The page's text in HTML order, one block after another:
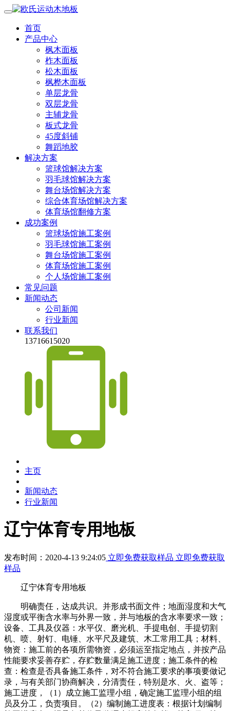
首页
产品中心
枫木面板
柞木面板
松木面板
枫桦木面板
单层龙骨
双层龙骨
主辅龙骨
板式龙骨
45度斜铺
舞蹈地胶
解决方案
篮球馆解决方案
羽毛球馆解决方案
舞台场馆解决方案
综合体育场馆解决方案
体育场馆翻修方案
成功案例
篮球场馆施工案例
羽毛球馆施工案例
舞台场馆施工案例
体育场馆施工案例
个人场馆施工案例
常见问题
新闻动态
公司新闻
行业新闻
联系我们
13716615020
主页
新闻动态
行业新闻
辽宁体育专用地板
发布时间：2020-4-13 9:24:05 立即免费获取样品 立即免费获取
样品
辽宁体育专用地板
明确责任，达成共识。并形成书面文件；地面湿度和大气
湿度或平衡含水率与外界一致，并与地板的含水率要求一致；
设备、工具及仪器：水平仪、磨光机、手提电创、手提切割
机、喷、射钉、电锤、水平尺及建筑、木工常用工具；材料、
物资：施工前的各项所需物资，必须运至指定地点，并按产品
性能要求妥善存贮，存贮数量满足施工进度；施工条件的检
查：检查是否具备施工条件，对不符合施工要求的事项要做记
录，与有关部门协商解决，分清责任，特别是水、火、盗等；
施工进度，（1）成立施工监理小组，确定施工监理小组的组
员及分工，负责项目。（2）编制施工进度表：根据计划编制